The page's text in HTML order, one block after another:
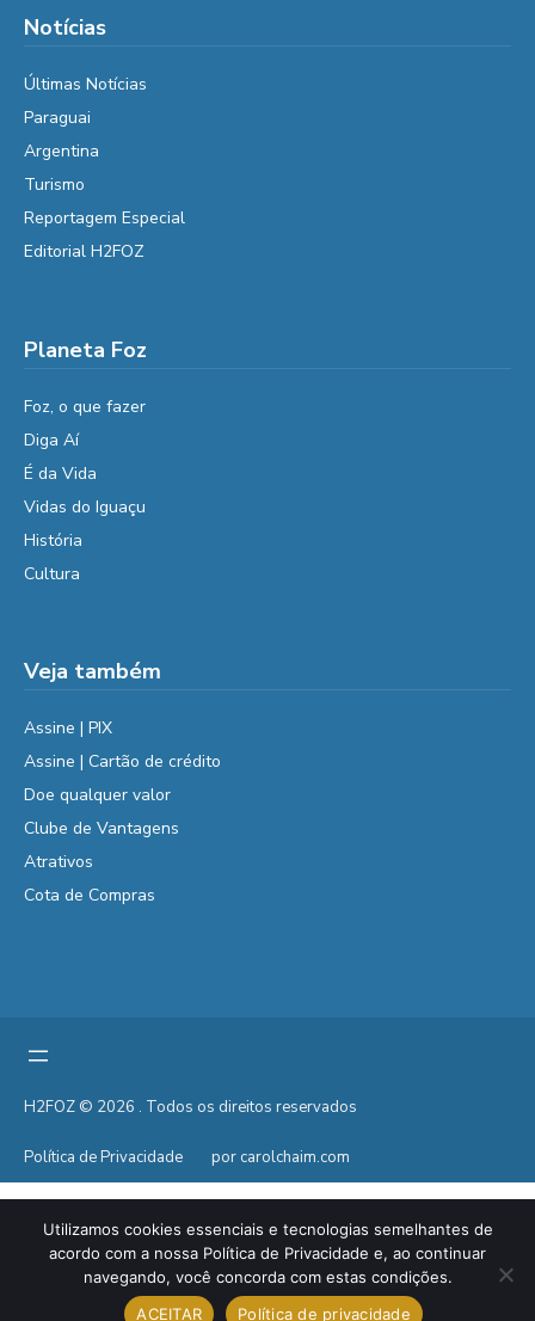
Notícias
Últimas Notícias
Paraguai
Argentina
Turismo
Reportagem Especial
Editorial H2FOZ
Planeta Foz
Foz, o que fazer
Diga Aí
É da Vida
Vidas do Iguaçu
História
Cultura
Veja também
Assine | PIX
Assine | Cartão de crédito
Doe qualquer valor
Clube de Vantagens
Atrativos
Cota de Compras
H2FOZ © 2026 . Todos os direitos reservados
Política de Privacidade por carolchaim.com
Utilizamos cookies essenciais e tecnologias semelhantes de
acordo com a nossa Política de Privacidade e, ao continuar
navegando, você concorda com estas condições.
ACEITAR
Política de privacidade